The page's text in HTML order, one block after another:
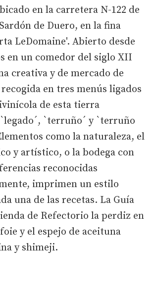
en la carretera N-122 de
de Duero, en la fina
LeDomaine'. Abierto desde
en un comedor del siglo XII
creativa y de mercado de
en tres menús ligados
de esta tierra
`terruño´ y `terruño
como la naturaleza, el
y artístico, o la bodega con
reconocidas
imprimen un estilo
una de las recetas. La Guía
de Refectorio la perdiz en
y el espejo de aceituna
y shimeji.